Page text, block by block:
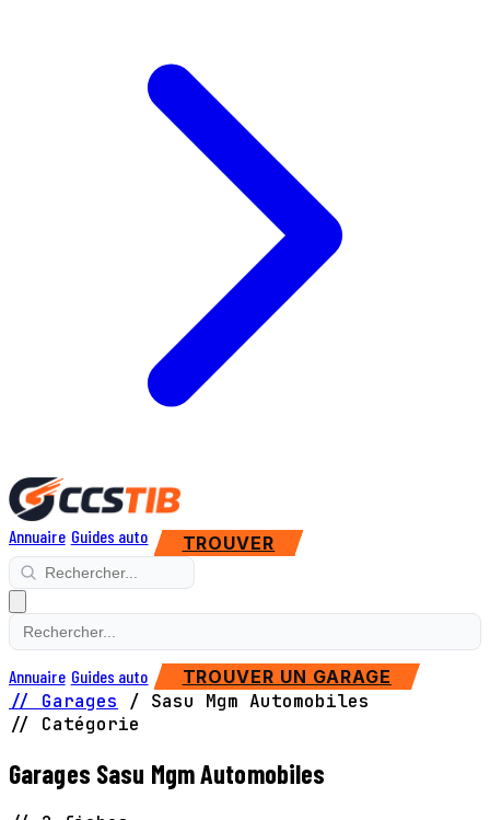
Annuaire Guides auto TROUVER
Annuaire Guides auto TROUVER UN GARAGE
// Garages / Sasu Mgm Automobiles
// Catégorie
Garages Sasu Mgm Automobiles